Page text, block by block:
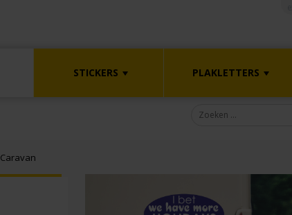
STICKERS PLAKLETTERS
Caravan